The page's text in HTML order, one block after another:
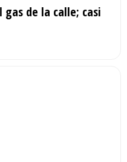
gas de la calle; casi